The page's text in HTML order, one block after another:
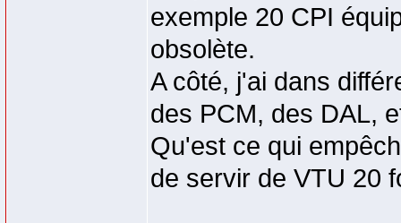
exemple 20 CPI
obsolète.
A côté, j'ai dans
des PCM, des DAL,
Qu'est ce qui
de servir de VTU 20